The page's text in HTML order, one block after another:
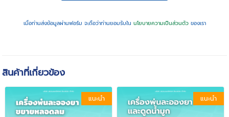
เมื่อท่านส่งข้อมูลผ่านฟอร์ม จะถือว่าท่านยอมรับใน นโยบายความเป็นส่วนตัวของเรา
สินค้าที่เกี่ยวข้อง
แนะนำ แนะนำ